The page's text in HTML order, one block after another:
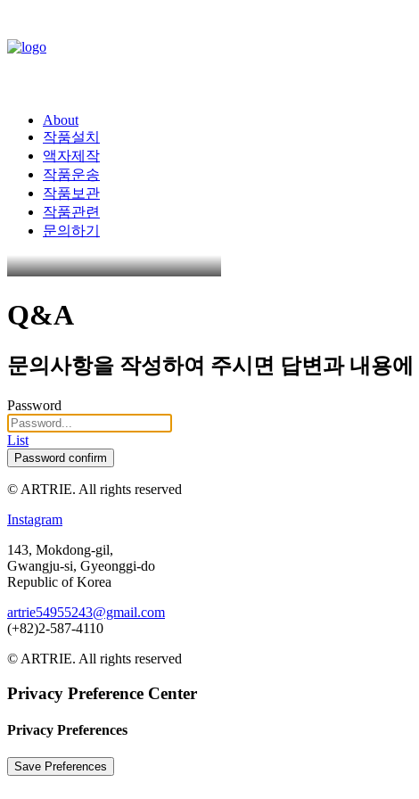
About
작품설치
액자제작
작품운송
작품보관
작품관련
문의하기
Q&A
문의사항을 작성하여 주시면 답변과 내용에
Password
List
Password confirm
© ARTRIE. All rights reserved
Instagram
143, Mokdong-gil,
Gwangju-si, Gyeonggi-do
Republic of Korea
artrie54955243@gmail.com
(+82)2-587-4110
© ARTRIE. All rights reserved
Privacy Preference Center
Privacy Preferences